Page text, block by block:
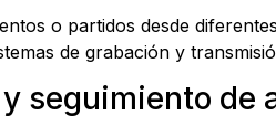
o partidos desde
de grabación y
seguimiento de